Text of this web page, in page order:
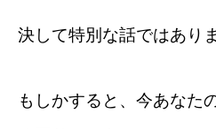
決して特別な話ではあり
もしかすると、今あなた